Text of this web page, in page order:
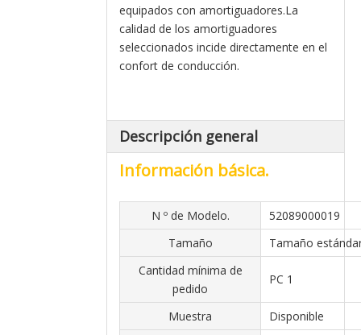
equipados con amortiguadores.La
calidad de los amortiguadores
seleccionados incide directamente en el
confort de conducción.
Descripción general
Información básica.
N º de Modelo.
52089000019
Tamaño
Tamaño
Cantidad mínima de
pedido
PC 1
Muestra
Disponible